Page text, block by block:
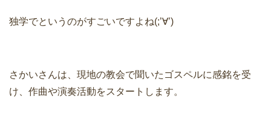
独学でというのがすごいですよね(;’∀’)
さかいさんは、現地の教会で聞いたゴスペルに感銘を受
け、作曲や演奏活動をスタートします。